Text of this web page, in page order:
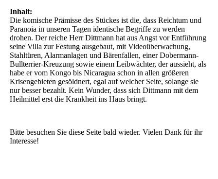
Inhalt:
Die komische Prämisse des Stückes ist die, dass Reichtum und
Paranoia in unseren Tagen identische Begriffe zu werden
drohen. Der reiche Herr Dittmann hat aus Angst vor Entführung
seine Villa zur Festung ausgebaut, mit Videoüberwachung,
Stahltüren, Alarmanlagen und Bärenfallen, einer Dobermann-
Bullterrier-Kreuzung sowie einem Leibwächter, der aussieht, als
habe er vom Kongo bis Nicaragua schon in allen größeren
Krisengebieten gesöldnert, egal auf welcher Seite, solange sie
nur besser bezahlt. Kein Wunder, dass sich Dittmann mit dem
Heilmittel erst die Krankheit ins Haus bringt.
Bitte besuchen Sie diese Seite bald wieder. Vielen Dank für ihr
Interesse!